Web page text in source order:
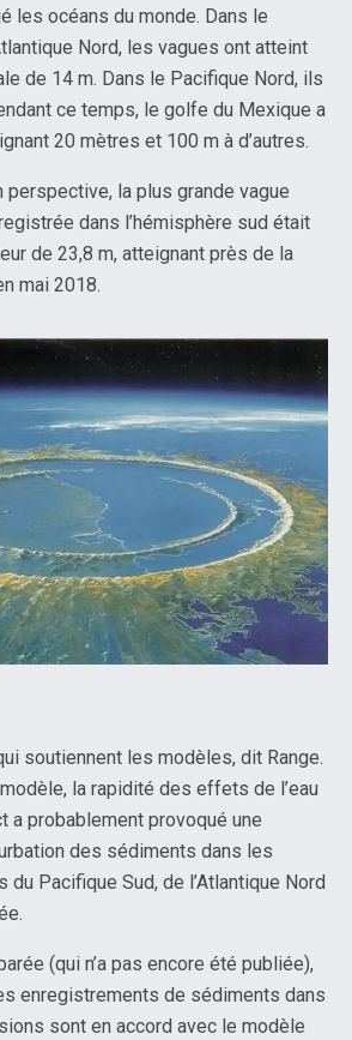
les océans du monde. Dans le
Nord, les vagues ont atteint
de 14 m. Dans le Pacifique Nord, ils
ce temps, le golfe du Mexique a
20 mètres et 100 m à d’autres.
perspective, la plus grande vague
dans l’hémisphère sud était
de 23,8 m, atteignant près de la
mai 2018.
soutiennent les modèles, dit Range.
la rapidité des effets de l’eau
a probablement provoqué une
des sédiments dans les
du Pacifique Sud, de l’Atlantique Nord
(qui n’a pas encore été publiée),
enregistrements de sédiments dans
sont en accord avec le modèle